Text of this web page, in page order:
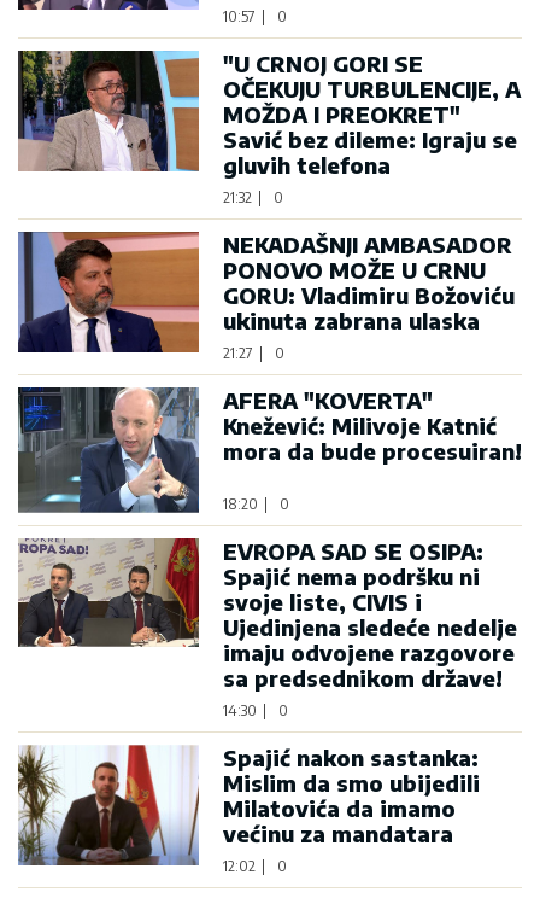
10:57 0
"U CRNOJ GORI SE
OČEKUJU TURBULENCIJE, A
MOŽDA I PREOKRET"
Savić bez dileme: Igraju se
gluvih telefona
21:32 0
NEKADAŠNJI AMBASADOR
PONOVO MOŽE U CRNU
GORU: Vladimiru Božoviću
ukinuta zabrana ulaska
21:27 0
AFERA "KOVERTA"
Knežević: Milivoje Katnić
mora da bude procesuiran!
18:20 0
EVROPA SAD SE OSIPA:
Spajić nema podršku ni
svoje liste, CIVIS i
Ujedinjena sledeće nedelje
imaju odvojene razgovore
sa predsednikom države!
14:30 0
Spajić nakon sastanka:
Mislim da smo ubijedili
Milatovića da imamo
većinu za mandatara
12:02 0